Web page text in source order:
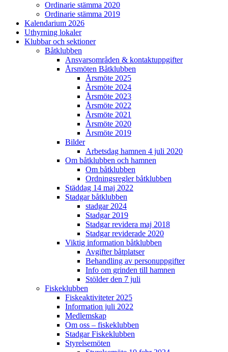
Ordinarie stämma 2020
Ordinarie stämma 2019
Kalendarium 2026
Uthyrning lokaler
Klubbar och sektioner
Båtklubben
Ansvarsområden & kontaktuppgifter
Årsmöten Båtklubben
Årsmöte 2025
Årsmöte 2024
Årsmöte 2023
Årsmöte 2022
Årsmöte 2021
Årsmöte 2020
Årsmöte 2019
Bilder
Arbetsdag hamnen 4 juli 2020
Om båtklubben och hamnen
Om båtklubben
Ordningsregler båtklubben
Städdag 14 maj 2022
Stadgar båtklubben
stadgar 2024
Stadgar 2019
Stadgar revidera maj 2018
Stadgar reviderade 2020
Viktig information båtklubben
Avgifter båtplatser
Behandling av personuppgifter
Info om grinden till hamnen
Stölder den 7 juli
Fiskeklubben
Fiskeaktiviteter 2025
Information juli 2022
Medlemskap
Om oss – fiskeklubben
Stadgar Fiskeklubben
Styrelsemöten